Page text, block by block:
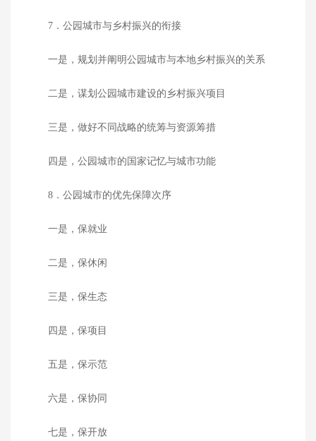
7．公园城市与乡村振兴的衔接
一是，规划并阐明公园城市与本地乡村振兴的关系
二是，谋划公园城市建设的乡村振兴项目
三是，做好不同战略的统筹与资源筹措
四是，公园城市的国家记忆与城市功能
8．公园城市的优先保障次序
一是，保就业
二是，保休闲
三是，保生态
四是，保项目
五是，保示范
六是，保协同
七是，保开放